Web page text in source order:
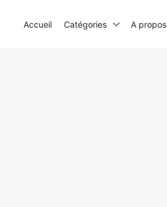
Accueil Catégories A propos